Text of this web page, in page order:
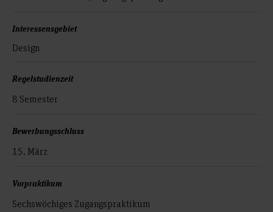
Interessensgebiet
Design
Regelstudienzeit
8 Semester
Bewerbungsschluss
15. März
Vorpraktikum
Sechswöchiges Zugangspraktikum